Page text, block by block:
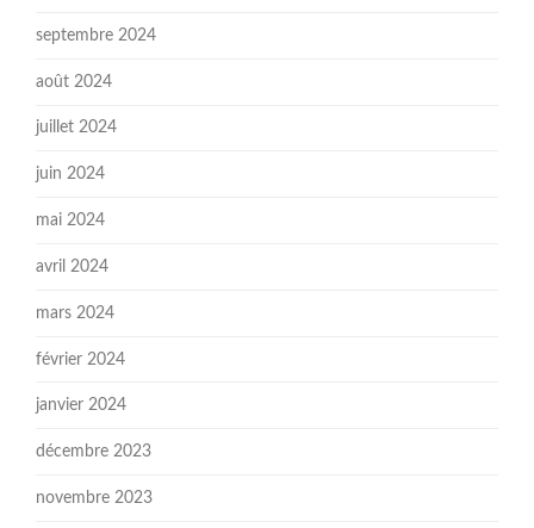
septembre 2024
août 2024
juillet 2024
juin 2024
mai 2024
avril 2024
mars 2024
février 2024
janvier 2024
décembre 2023
novembre 2023